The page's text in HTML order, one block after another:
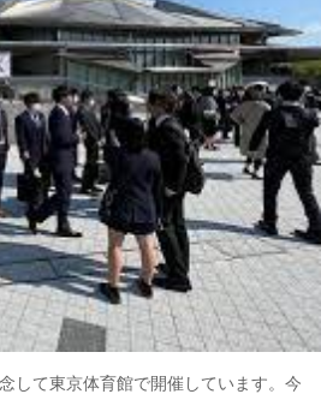
して東京体育館で開催しています。今